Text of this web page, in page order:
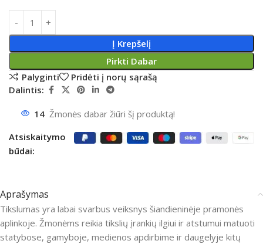
Į Krepšelį
Pirkti Dabar
Palyginti
Pridėti į norų sąrašą
Dalintis:
14 Žmonės dabar žiūri šį produktą!
Atsiskaitymo
būdai:
Aprašymas
Tikslumas yra labai svarbus veiksnys šiandieninėje pramonės
aplinkoje. Žmonėms reikia tikslių įrankių ilgiui ir atstumui matuoti
statybose, gamyboje, medienos apdirbime ir daugelyje kitų